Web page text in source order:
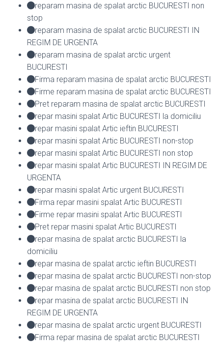
reparam masina de spalat arctic BUCURESTI non
stop
reparam masina de spalat arctic BUCURESTI IN
REGIM DE URGENTA
reparam masina de spalat arctic urgent
BUCURESTI
Firma reparam masina de spalat arctic BUCURESTI
Firme reparam masina de spalat arctic BUCURESTI
Pret reparam masina de spalat arctic BUCURESTI
repar masini spalat Artic BUCURESTI la domiciliu
repar masini spalat Artic ieftin BUCURESTI
repar masini spalat Artic BUCURESTI non-stop
repar masini spalat Artic BUCURESTI non stop
repar masini spalat Artic BUCURESTI IN REGIM DE
URGENTA
repar masini spalat Artic urgent BUCURESTI
Firma repar masini spalat Artic BUCURESTI
Firme repar masini spalat Artic BUCURESTI
Pret repar masini spalat Artic BUCURESTI
repar masina de spalat arctic BUCURESTI la
domiciliu
repar masina de spalat arctic ieftin BUCURESTI
repar masina de spalat arctic BUCURESTI non-stop
repar masina de spalat arctic BUCURESTI non stop
repar masina de spalat arctic BUCURESTI IN
REGIM DE URGENTA
repar masina de spalat arctic urgent BUCURESTI
Firma repar masina de spalat arctic BUCURESTI